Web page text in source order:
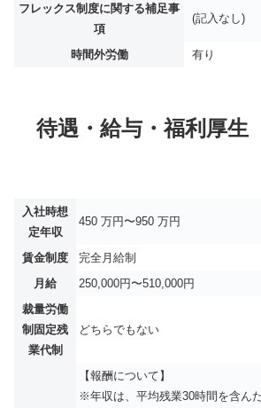
フレックス制度に関する補足事
項
(記入なし)
時間外労働 有り
待遇・給与・福利厚生
入社時想
定年収
450 万円〜950 万円
賃金制度
完全月給制
月給
250,000円〜510,000円
裁量労働
制固定残
業代制
どちらでもない
【報酬について】
※年収は、平均残業30時間を含ん